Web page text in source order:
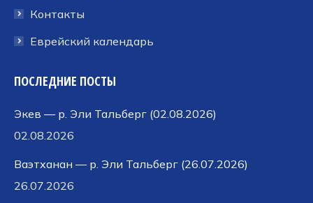
Контакты
Еврейский календарь
ПОСЛЕДНИЕ ПОСТЫ
Экев — р. Эли Тальберг (02.08.2026)
02.08.2026
Ваэтханан — р. Эли Тальберг (26.07.2026)
26.07.2026